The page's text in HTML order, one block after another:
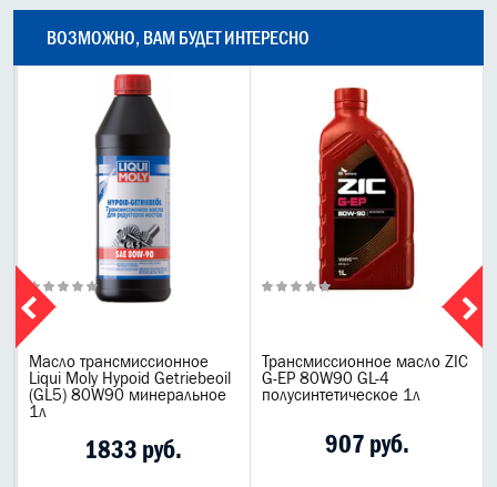
ВОЗМОЖНО, ВАМ БУДЕТ ИНТЕРЕСНО
Масло трансмиссионное
Liqui Moly Hypoid Getriebeoil
(GL5) 80W90 минеральное
1л
1833 руб.
Трансмиссионное масло ZIC
G-EP 80W90 GL-4
полусинтетическое 1л
907 руб.